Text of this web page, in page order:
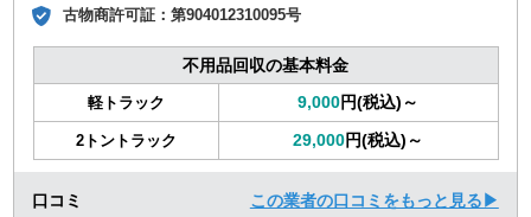
古物商許可証：第904012310095号
不用品回収の基本料金
軽トラック 9,000円(税込)～
2トントラック 29,000円(税込)～
口コミ この業者の口コミをもっと見る▶